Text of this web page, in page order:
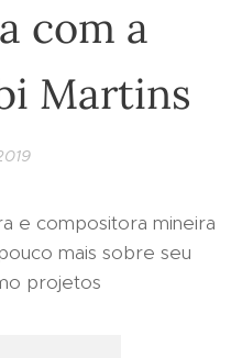
com a
Martins
e compositora mineira
mais sobre seu
projetos